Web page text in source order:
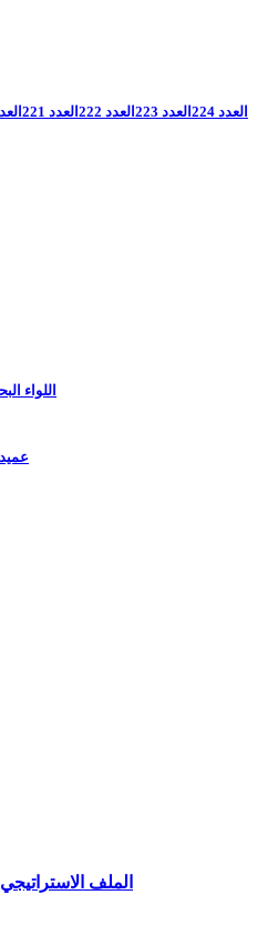
العدد 224 العدد 223 العدد 222 العدد 221 العدد
اللواء
الملف الاستراتيجي